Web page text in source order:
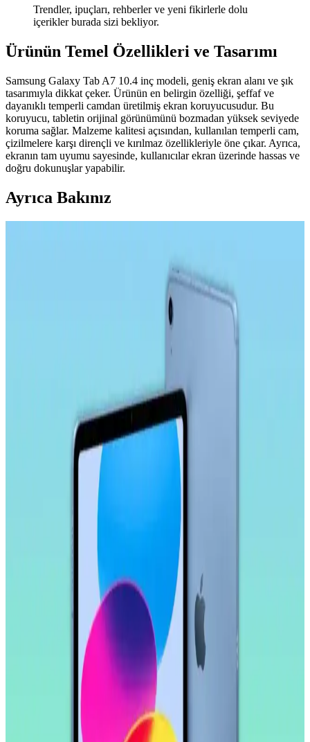
Trendler, ipuçları, rehberler ve yeni fikirlerle dolu
içerikler burada sizi bekliyor.
Ürünün Temel Özellikleri ve Tasarımı
Samsung Galaxy Tab A7 10.4 inç modeli, geniş ekran alanı ve şık
tasarımıyla dikkat çeker. Ürünün en belirgin özelliği, şeffaf ve
dayanıklı temperli camdan üretilmiş ekran koruyucusudur. Bu
koruyucu, tabletin orijinal görünümünü bozmadan yüksek seviyede
koruma sağlar. Malzeme kalitesi açısından, kullanılan temperli cam,
çizilmelere karşı dirençli ve kırılmaz özellikleriyle öne çıkar. Ayrıca,
ekranın tam uyumu sayesinde, kullanıcılar ekran üzerinde hassas ve
doğru dokunuşlar yapabilir.
Ayrıca Bakınız
Microsonic temperli cam ekran koruyucu, Galaxy Tab S9 Plus
X810 modeline özel tasarımıyla yüksek dayanıklılık ve estetik sunar.
Çizilmelere karşı dirençli, kolay uygulanabilir ve kullanımı rahat bir
Ally 9.0 stylus kalem, yüksek hassasiyet, uyumluluk ve ergonomik
tasarımıyla akıllı tahta, tablet ve telefonlarda pratik kullanım sağlar,
yoğun çalışma ve eğitim ortamlarına uygun bir seçenektir.
Samsung Galaxy Tab S10 FE Plus İçin Kırılmaz
Ekran Koruyucu İncelemesi ve Kullanıcı Yorumları
Samsung Galaxy Tab S10 FE Plus için tasarlanmış kırılmaz ekran
koruyucu, yüksek dayanıklılık ve kolay uygulama özellikleriyle
ekranı çizilmelere ve darbelere karşı korur.
Samsung Galaxy Tab S11 Ultra 14.6 İnç AMOLED
Ekranlı Güçlü ve Çok Yönlü Tablet Özellikleri
Samsung Galaxy Tab S11 Ultra, 14.6 inç AMOLED ekran, güçlü
işlemci ve uzun pil ömrü ile çok yönlü kullanım sunar. Profesyonel
ve eğlence amaçlı ideal bir tablet deneyimi sağlar.
Samsung Galaxy Tab S9 FE+ Plus için Nano
Kırılmaz Esnek Ekran Koruyucu İncelemesi
Samsung Galaxy Tab S9 FE+ Plus için tasarlanmış nano cam ekran
koruyucu, yüksek dayanıklılık ve net görüntü sağlar. Kolay
uygulama ve göz yorgunluğunu azaltıcı özellikleriyle ekran
korumasında yeni standart.